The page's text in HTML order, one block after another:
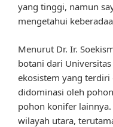
yang tinggi, namun
mengetahui
Menurut Dr. Ir.
botani dari
ekosistem yang
didominasi oleh
pohon konifer lainnya.
wilayah utara,